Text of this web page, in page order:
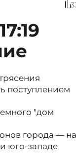
поступлением
"дом
города — на
юго-западе